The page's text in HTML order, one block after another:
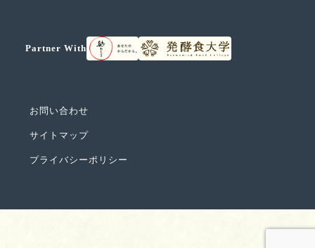
Partner With
お問い合わせ
サイトマップ
プライバシーポリシー